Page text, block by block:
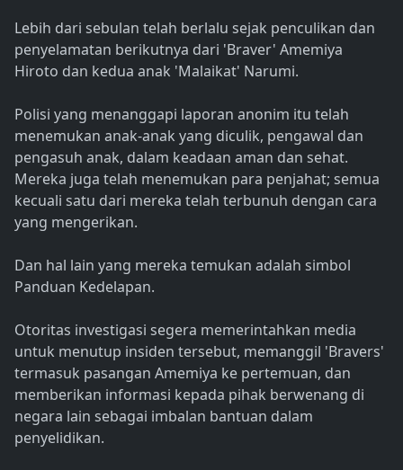
Lebih dari sebulan telah berlalu sejak penculikan dan
penyelamatan berikutnya dari 'Braver' Amemiya
Hiroto dan kedua anak 'Malaikat' Narumi.
Polisi yang menanggapi laporan anonim itu telah
menemukan anak-anak yang diculik, pengawal dan
pengasuh anak, dalam keadaan aman dan sehat.
Mereka juga telah menemukan para penjahat; semua
kecuali satu dari mereka telah terbunuh dengan cara
yang mengerikan.
Dan hal lain yang mereka temukan adalah simbol
Panduan Kedelapan.
Otoritas investigasi segera memerintahkan media
untuk menutup insiden tersebut, memanggil 'Bravers'
termasuk pasangan Amemiya ke pertemuan, dan
memberikan informasi kepada pihak berwenang di
negara lain sebagai imbalan bantuan dalam
penyelidikan.